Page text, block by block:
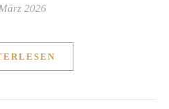
2026